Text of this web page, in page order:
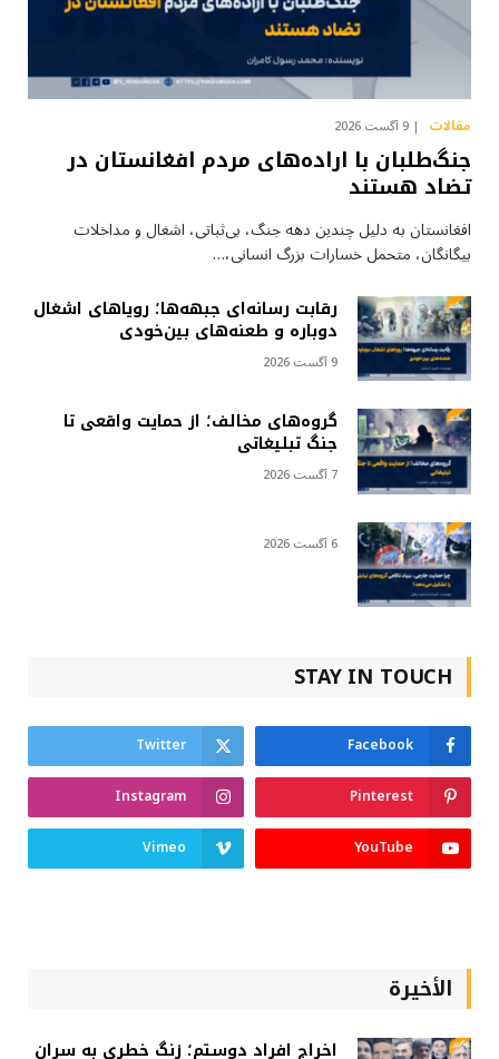
مقالات 9 آگست 2026
جنگ‌طلبان با اراده‌های مردم افغانستان در
تضاد هستند
افغانستان به دلیل چندین دهه جنگ، بی‌ثباتی، اشغال و مداخلات
بیگانگان، متحمل خسارات بزرگ انسانی،…
رقابت رسانه‌ای جبهه‌ها؛ رویاهای اشغال
دوباره و طعنه‌های بین‌خودی
9 آگست 2026
گروه‌های مخالف؛ از حمایت واقعی تا
جنگ تبلیغاتی
7 آگست 2026
6 آگست 2026
STAY IN TOUCH
Facebook
Twitter
Pinterest
Instagram
YouTube
Vimeo
الأخيرة
اخراج افراد دوستم؛ زنگ خطری به سران